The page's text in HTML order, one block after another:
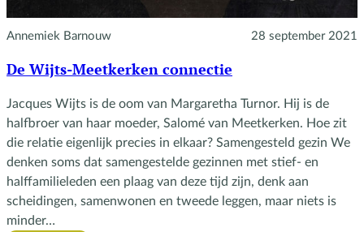
Annemiek Barnouw 28 september 2021
De Wijts-Meetkerken connectie
Jacques Wijts is de oom van Margaretha Turnor. Hij is de
halfbroer van haar moeder, Salomé van Meetkerken. Hoe zit
die relatie eigenlijk precies in elkaar? Samengesteld gezin We
denken soms dat samengestelde gezinnen met stief- en
halffamilieleden een plaag van deze tijd zijn, denk aan
scheidingen, samenwonen en tweede leggen, maar niets is
minder…